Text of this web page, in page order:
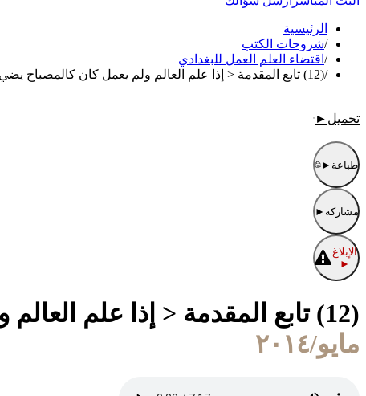
الرئيسية
/شروحات الكتب
/ اقتضاء العلم العمل للبغدادي
/(12) تابع المقدمة < إذا علم العالم ولم يعمل كان كالمصباح يضيء للناس
تحميل ►
طباعة ►
مشاركة ►
الإبلاغ
►
(12) تابع المقدمة < إذا علم العالم ولم يعمل كان كالمصباح يضيء للناس
مايو/٢٠١٤